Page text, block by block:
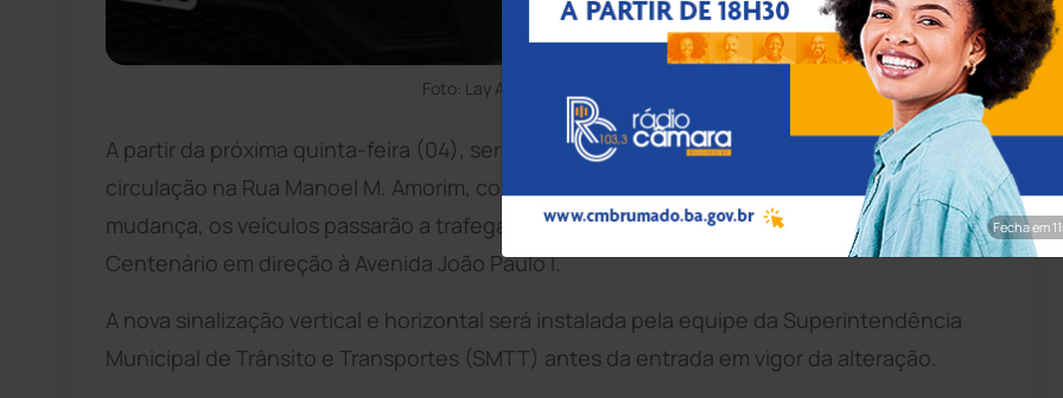
Foto: Lay Amorim/Achei Sudoeste
A partir da próxima quinta-feira (04), será implantado o sistema de sentido único de
circulação na Rua Manoel M. Amorim, conhecida como Rua da AABB, em
Brumado. Com a
mudança, os veículos passarão a trafegar exclusivamente no sentido da Avenida
Centenário em direção à Avenida João Paulo I.
A nova sinalização vertical e horizontal será instalada pela equipe da Superintendência
Municipal de Trânsito e Transportes (SMTT) antes da entrada em vigor da alteração.
Fecha em